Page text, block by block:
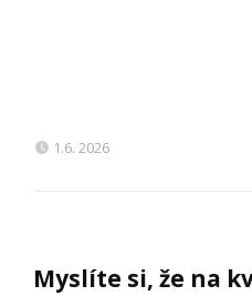
1.6. 2026
Myslíte si, že na